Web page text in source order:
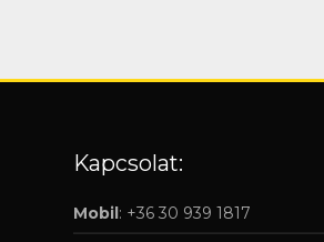
Kapcsolat:
Mobil: +36 30 939 1817